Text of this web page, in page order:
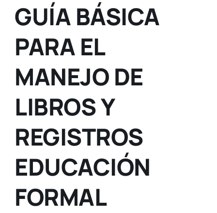
GUÍA BÁSICA
PARA EL
MANEJO DE
LIBROS Y
REGISTROS
EDUCACIÓN
FORMAL